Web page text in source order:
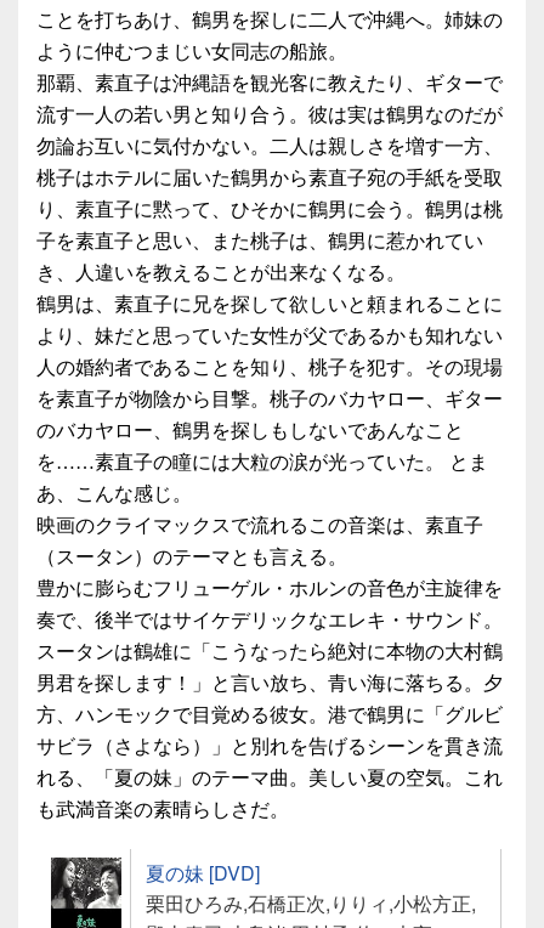
ことを打ちあけ、鶴男を探しに二人で沖縄へ。姉妹の
ように仲むつまじい女同志の船旅。
那覇、素直子は沖縄語を観光客に教えたり、ギターで
流す一人の若い男と知り合う。彼は実は鶴男なのだが
勿論お互いに気付かない。二人は親しさを増す一方、
桃子はホテルに届いた鶴男から素直子宛の手紙を受取
り、素直子に黙って、ひそかに鶴男に会う。鶴男は桃
子を素直子と思い、また桃子は、鶴男に惹かれてい
き、人違いを教えることが出来なくなる。
鶴男は、素直子に兄を探して欲しいと頼まれることに
より、妹だと思っていた女性が父であるかも知れない
人の婚約者であることを知り、桃子を犯す。その現場
を素直子が物陰から目撃。桃子のバカヤロー、ギター
のバカヤロー、鶴男を探しもしないであんなこと
を……素直子の瞳には大粒の涙が光っていた。 とま
あ、こんな感じ。
映画のクライマックスで流れるこの音楽は、素直子
（スータン）のテーマとも言える。
豊かに膨らむフリューゲル・ホルンの音色が主旋律を
奏で、後半ではサイケデリックなエレキ・サウンド。
スータンは鶴雄に「こうなったら絶対に本物の大村鶴
男君を探します！」と言い放ち、青い海に落ちる。夕
方、ハンモックで目覚める彼女。港で鶴男に「グルビ
サビラ（さよなら）」と別れを告げるシーンを貫き流
れる、「夏の妹」のテーマ曲。美しい夏の空気。これ
も武満音楽の素晴らしさだ。
夏の妹 [DVD]
栗田ひろみ,石橋正次,りりィ,小松方正,